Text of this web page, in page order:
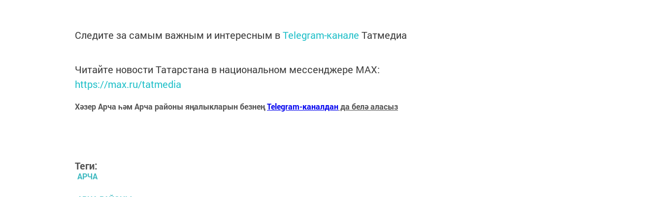
Следите за самым важным и интересным вTelegram-канале Татмедиа
Читайте новости Татарстана в национальном мессенджере MАХ:
https://max.ru/tatmedia
Хәзер Арча һәм Арча районы яңалыкларын безнеңTelegram-каналданда белә аласыз
Теги:
АРЧА